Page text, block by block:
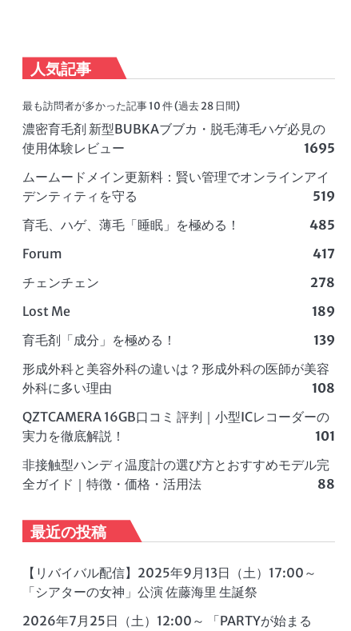
人気記事
最も訪問者が多かった記事 10 件 (過去 28 日間)
濃密育毛剤 新型BUBKAブブカ・脱毛薄毛ハゲ必見の
使用体験レビュー
1695
ムームードメイン更新料：賢い管理でオンラインアイ
デンティティを守る
519
育毛、ハゲ、薄毛「睡眠」を極める！
485
Forum
417
チェンチェン
278
Lost Me
189
育毛剤「成分」を極める！
139
形成外科と美容外科の違いは？形成外科の医師が美容
外科に多い理由
108
QZTCAMERA 16GB口コミ 評判｜小型ICレコーダーの
実力を徹底解説！
101
非接触型ハンディ温度計の選び方とおすすめモデル完
全ガイド｜特徴・価格・活用法
88
最近の投稿
【リバイバル配信】2025年9月13日（土）17:00～
「シアターの女神」公演 佐藤海里 生誕祭
2026年7月25日（土）12:00～ 「PARTYが始まる